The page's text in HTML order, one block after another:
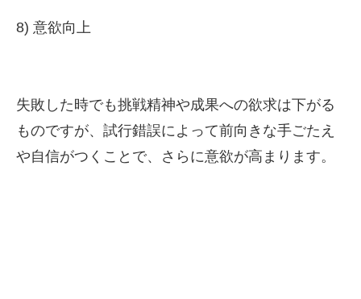
8) 意欲向上
失敗した時でも挑戦精神や成果への欲求は下がる
ものですが、試行錯誤によって前向きな手ごたえ
や自信がつくことで、さらに意欲が高まります。